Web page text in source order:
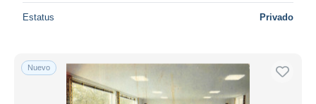
Estatus Privado
Nuevo